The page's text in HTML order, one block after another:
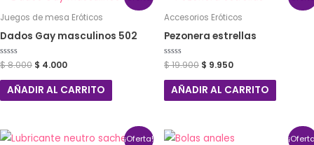
Juegos de mesa Eróticos
Dados Gay masculinos 502
Valorado
con
0
$8.000 $ 4.000
AÑADIR AL CARRITO
Accesorios Eróticos
Pezonera estrellas
Valorado
con
0
$19.900 $ 9.950
AÑADIR AL CARRITO
¡Oferta!